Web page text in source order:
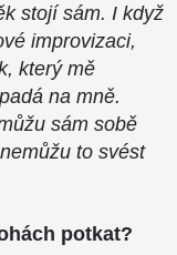
stojí sám. I když
improvizaci,
který mě
na mně.
sám sobě
to svést
potkat?